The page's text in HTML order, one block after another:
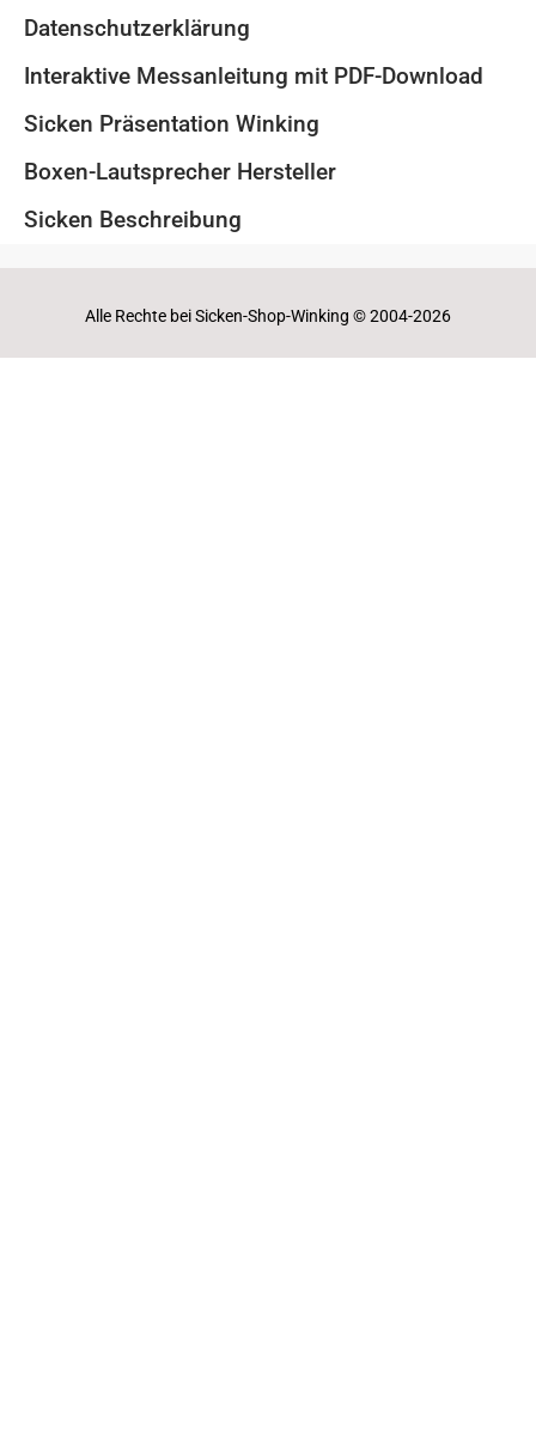
Datenschutzerklärung
Interaktive Messanleitung mit PDF-Download
Sicken Präsentation Winking
Boxen-Lautsprecher Hersteller
Sicken Beschreibung
Alle Rechte bei Sicken-Shop-Winking © 2004-2026